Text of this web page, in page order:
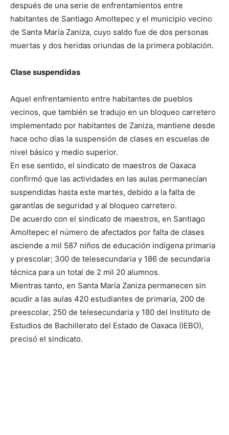
después de una serie de enfrentamientos entre
habitantes de Santiago Amoltepec y el municipio vecino
de Santa María Zaniza, cuyo saldo fue de dos personas
muertas y dos heridas oriundas de la primera población.
Clase suspendidas
Aquel enfrentamiento entre habitantes de pueblos
vecinos, que también se tradujo en un bloqueo carretero
implementado por habitantes de Zaniza, mantiene desde
hace ocho días la suspensión de clases en escuelas de
nivel básico y medio superior.
En ese sentido, el sindicato de maestros de Oaxaca
confirmó que las actividades en las aulas permanecían
suspendidas hasta este martes, debido a la falta de
garantías de seguridad y al bloqueo carretero.
De acuerdo con el sindicato de maestros, en Santiago
Amoltepec el número de afectados por falta de clases
asciende a mil 587 niños de educación indígena primaria
y prescolar; 300 de telesecundaria y 186 de secundaria
técnica para un total de 2 mil 20 alumnos.
Mientras tanto, en Santa María Zaniza permanecen sin
acudir a las aulas 420 estudiantes de primaria, 200 de
preescolar, 250 de telesecundaria y 180 del Instituto de
Estudios de Bachillerato del Estado de Oaxaca (IEBO),
precisó el sindicato.